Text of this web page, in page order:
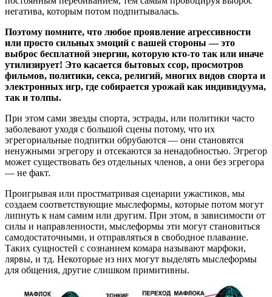
негатива, которым потом подпитывалась.
Поэтому помните, что любое проявление агрессивности
или просто сильных эмоций с вашей стороны — это
выброс бесплатной энергии, которую кто-то так или иначе
утилизирует! Это касается бытовых ссор, просмотров
фильмов, политики, секса, религий, многих видов спорта и
электронных игр, где собирается урожай как индивидуума,
так и толпы.
При этом сами звезды спорта, эстрады, или политики часто
заболевают уходя с большой сцены потому, что их
эгрегориальные подпитки обрубаются — они становятся
ненужными эгрегору и отсекаются за ненадобностью. Эгрегор
может существовать без отдельных членов, а они без эгрегора
— не факт.
Проигрывая или простматривая сценарии ужастиков, мы
создаем соответствующие мыслеформы, которые потом могут
липнуть к нам самим или другим. При этом, в зависимости от
силы и направленности, мыслеформы эти могут становиться
самодостаточными, и отправляться в свободное плавание.
Таких сущностей с сознанием комара называют марфоки,
лярвы, и тд. Некоторые из них могут выделять мыслеформы
для общения, другие слишком примитивны.